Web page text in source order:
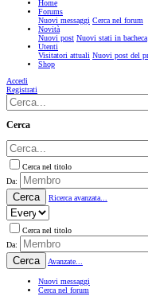
Home
Forums
Nuovi messaggi Cerca nel forum
Novità
Nuovi post Nuovi stati in bacheca
Utenti
Visitatori attuali Nuovi post del
Shop
Accedi
Registrati
Cerca
Cerca nel titolo
Da:
Cerca Ricerca avanzata...
Cerca nel titolo
Da:
Cerca Avanzate...
Nuovi messaggi
Cerca nel forum